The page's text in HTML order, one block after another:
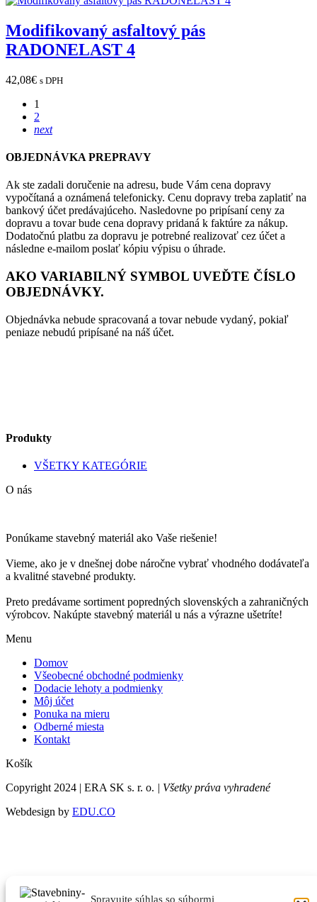
Spravujte súhlas so súbormi
Modifikovaný asfaltový pás
RADONELAST 4
42,08€ s DPH
1
2
next
OBJEDNÁVKA PREPRAVY
Ak ste zadali doručenie na adresu, bude Vám cena dopravy
vypočítaná a oznámená telefonicky. Cenu dopravy treba zaplatiť na
bankový účet predávajúceho. Nasledovne po pripísaní ceny za
dopravu a tovar bude cena dopravy pridaná k faktúre za nákup.
Dodatočnú platbu za dopravu je potrebné realizovať cez účet a
následne e-mailom poslať kópiu výpisu o úhrade.
AKO VARIABILNÝ SYMBOL UVEĎTE ČÍSLO
OBJEDNÁVKY.
Objednávka nebude spracovaná a tovar nebude vydaný, pokiaľ
peniaze nebudú pripísané na náš účet.
Produkty
VŠETKY KATEGÓRIE
O nás
Ponúkame stavebný materiál ako Vaše riešenie!
Vieme, ako je v dnešnej dobe náročne vybrať vhodného dodávateľa
a kvalitné stavebné produkty.
Preto predávame sortiment popredných slovenských a zahraničných
výrobcov. Nakúpte stavebný materiál u nás a výrazne ušetríte!
Menu
Domov
Všeobecné obchodné podmienky
Dodacie lehoty a podmienky
Môj účet
Ponuka na mieru
Odberné miesta
Kontakt
Košík
Copyright 2024 | ERA SK s. r. o. | Všetky práva vyhradené
Webdesign by EDU.CO